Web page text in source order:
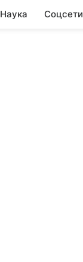
Наука Соцсети